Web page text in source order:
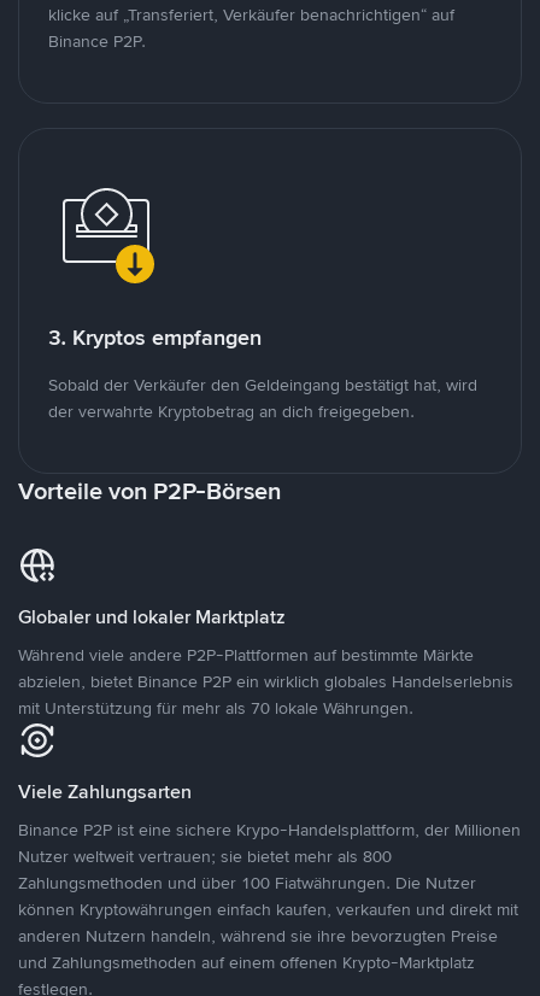
klicke auf „Transferiert, Verkäufer benachrichtigen“ auf
Binance P2P.
3. Kryptos empfangen
Sobald der Verkäufer den Geldeingang bestätigt hat, wird
der verwahrte Kryptobetrag an dich freigegeben.
Vorteile von P2P-Börsen
Globaler und lokaler Marktplatz
Während viele andere P2P-Plattformen auf bestimmte Märkte
abzielen, bietet Binance P2P ein wirklich globales Handelserlebnis
mit Unterstützung für mehr als 70 lokale Währungen.
Viele Zahlungsarten
Binance P2P ist eine sichere Krypo-Handelsplattform, der Millionen
Nutzer weltweit vertrauen; sie bietet mehr als 800
Zahlungsmethoden und über 100 Fiatwährungen. Die Nutzer
können Kryptowährungen einfach kaufen, verkaufen und direkt mit
anderen Nutzern handeln, während sie ihre bevorzugten Preise
und Zahlungsmethoden auf einem offenen Krypto-Marktplatz
festlegen.